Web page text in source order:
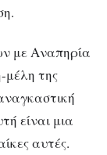
με Αναπηρία
μέλη της
είναι μια
αυτές.